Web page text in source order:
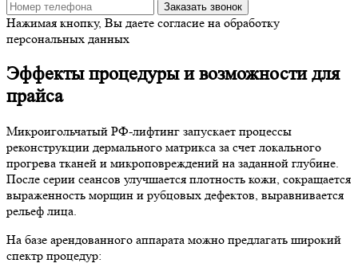
Заказать звонок
Нажимая кнопку, Вы даете согласие на обработку
персональных данных
Эффекты процедуры и возможности для
прайса
Микроигольчатый РФ-лифтинг запускает процессы
реконструкции дермального матрикса за счет локального
прогрева тканей и микроповреждений на заданной глубине.
После серии сеансов улучшается плотность кожи, сокращается
выраженность морщин и рубцовых дефектов, выравнивается
рельеф лица.
На базе арендованного аппарата можно предлагать широкий
спектр процедур: